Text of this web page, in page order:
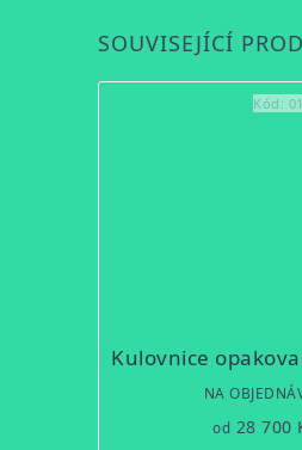
SOUVISEJÍCÍ
NA
od 28 700
Kód: